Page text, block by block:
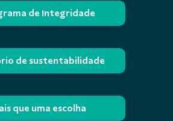
de Integridade
de sustentabilidade
que uma escolha